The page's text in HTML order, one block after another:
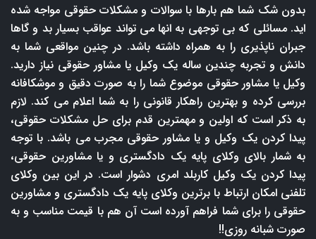
بدون شک شما هم بارها با سوالات و مشکلات حقوقی مواجه شده
اید. مسائلی که بی توجهی به انها می تواند عواقب بسیار بد و گاها
جبران ناپذیری را به همراه داشته باشد. در چنین مواقعی شما به
دانش و تجربه چندین ساله یک وکیل یا مشاور حقوقی نیاز دارید.
وکیل یا مشاور حقوقی موضوع شما را به صورت دقیق و موشکافانه
بررسی کرده و بهترین راهکار قانونی را به شما اعلام می کند. لازم
به ذکر است که اولین و مهمترین قدم برای حل مشکلات حقوقی،
پیدا کردن یک وکیل و یا مشاور حقوقی مجرب می باشد. با توجه
به شمار بالای وکلای پایه یک دادگستری و یا مشاورین حقوقی،
پیدا کردن یک وکیل کاربلد امری دشوار است. در این بین وکلای
تلفنی امکان ارتباط با برترین وکلای پایه یک دادگستری و مشاورین
حقوقی را برای شما فراهم آورده است آن هم با قیمت مناسب و به
صورت شبانه روزی!!